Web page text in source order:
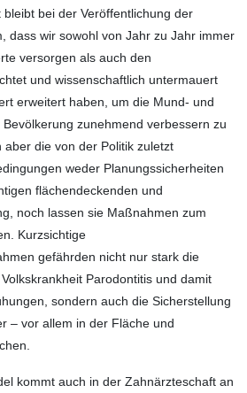
bei der Veröffentlichung der
dass wir sowohl von Jahr zu Jahr immer
versorgen als auch den
und wissenschaftlich untermauert
erweitert haben, um die Mund- und
zunehmend verbessern zu
die von der Politik zuletzt
weder Planungssicherheiten
flächendeckenden und
noch lassen sie Maßnahmen zum
Kurzsichtige
gefährden nicht nur stark die
Parodontitis und damit
sondern auch die Sicherstellung
– vor allem in der Fläche und
kommt auch in der Zahnärzteschaft an